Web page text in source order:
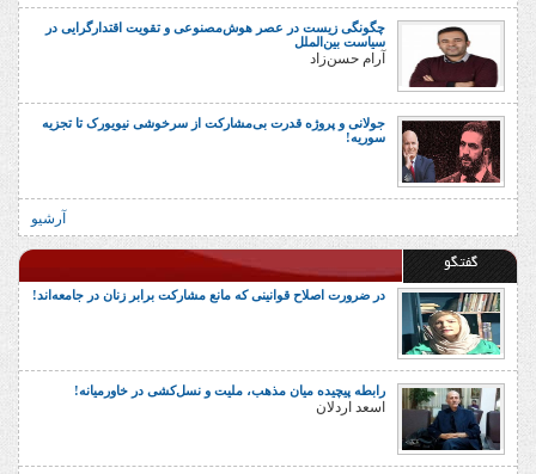
چگونگی زیست در عصر هوش‌مصنوعی و تقویت اقتدارگرایی در
سیاست بین‌الملل
آرام حسن‌زاد
جولانی و پروژه قدرت بی‌مشارکت از سرخوشی نیویورک تا تجزیه
سوریه!
آرشیو
گفتگو
در ضرورت اصلاح قوانینی که مانع مشارکت برابر زنان در جامعه‌اند!
رابطه پیچیده میان مذهب، ملیت و نسل‌کشی در خاورمیانه!
اسعد اردلان